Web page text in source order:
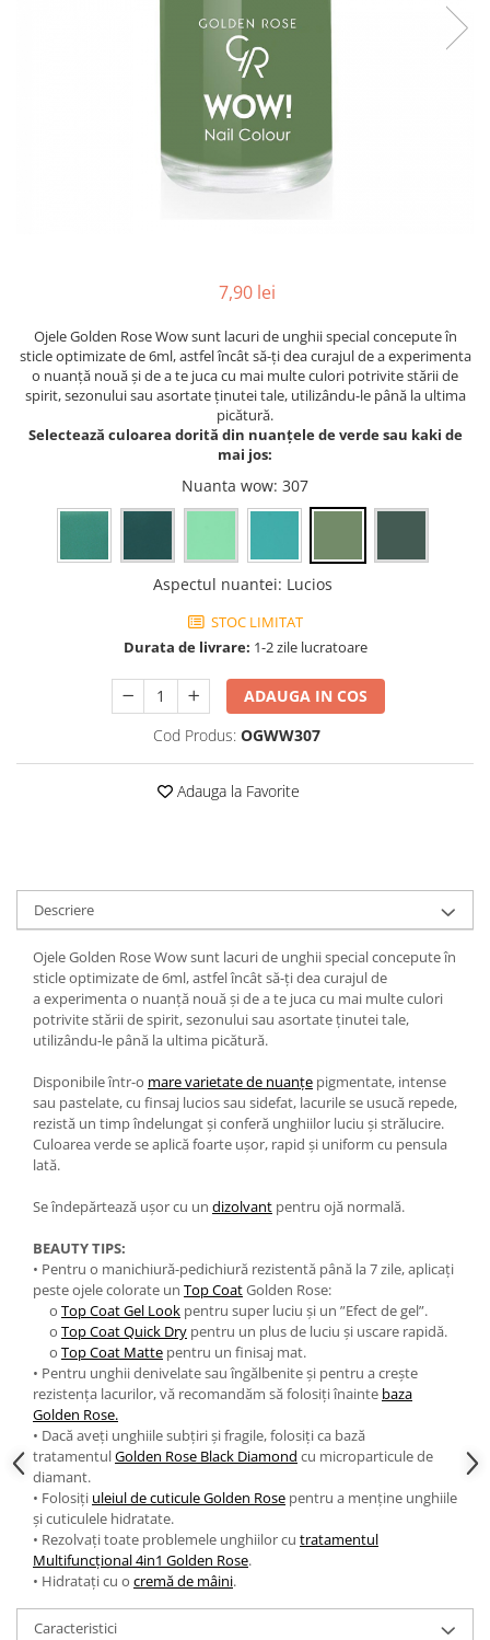
7,90 lei
Ojele Golden Rose Wow sunt lacuri de unghii special concepute în
sticle optimizate de 6ml, astfel încât să-ți dea curajul de a experimenta
o nuanță nouă și de a te juca cu mai multe culori potrivite stării de
spirit, sezonului sau asortate ținutei tale, utilizându-le până la ultima
picătură.
Selectează culoarea dorită din nuanțele de verde sau kaki de
mai jos:
Nuanta wow: 307
Aspectul nuantei: Lucios
STOC LIMITAT
Durata de livrare: 1-2 zile lucratoare
ADAUGA IN COS
Cod Produs: OGWW307
Adauga la Favorite
Descriere
Ojele Golden Rose Wow sunt lacuri de unghii special concepute în
sticle optimizate de 6ml, astfel încât să-ți dea curajul de
a experimenta o nuanță nouă și de a te juca cu mai multe culori
potrivite stării de spirit, sezonului sau asortate ținutei tale,
utilizându-le până la ultima picătură.
Disponibile într-o mare varietate de nuanțe pigmentate, intense
sau pastelate, cu finsaj lucios sau sidefat, lacurile se usucă repede,
rezistă un timp îndelungat și conferă unghiilor luciu și strălucire.
Culoarea verde se aplică foarte ușor, rapid și uniform cu pensula
lată.
Se îndepărtează ușor cu un dizolvant pentru ojă normală.
BEAUTY TIPS:
• Pentru o manichiură-pedichiură rezistentă până la 7 zile, aplicați
peste ojele colorate un Top CoatGolden Rose:
o Top Coat Gel Look pentru super luciu și un ”Efect de gel”.
o Top Coat Quick Dry pentru un plus de luciu și uscare rapidă.
o Top Coat Matte pentru un finisaj mat.
• Pentru unghii denivelate sau îngălbenite și pentru a crește
rezistența lacurilor, vă recomandăm să folosiți înainte baza
Golden Rose.
• Dacă aveți unghiile subțiri și fragile, folosiți ca bază
tratamentulGolden Rose Black Diamond cu microparticule de
diamant.
• Folosiți uleiul de cuticule Golden Rose pentru a menține unghiile
și cuticulele hidratate.
• Rezolvați toate problemele unghiilor cu tratamentul
Multifuncțional 4in1 Golden Rose.
• Hidratați cu o cremă de mâini.
Caracteristici